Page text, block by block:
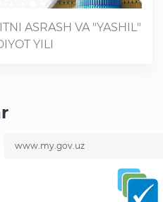
ASRASH VA "YASHIL"
YILI